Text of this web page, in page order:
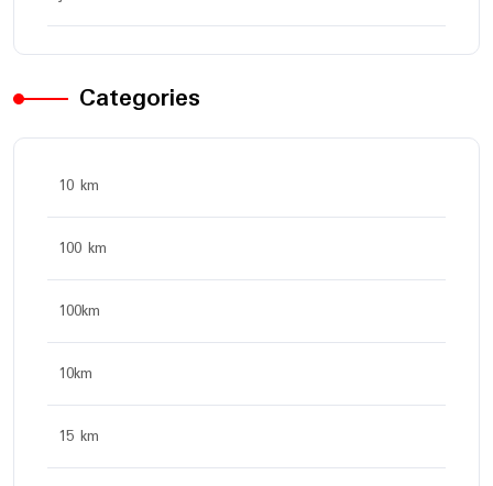
Categories
10 km
100 km
100km
10km
15 km